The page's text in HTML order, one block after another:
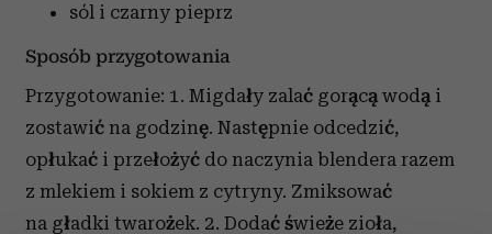
sól i czarny pieprz
Sposób przygotowania
Przygotowanie: 1. Migdały zalać gorącą wodą i
zostawić na godzinę. Następnie odcedzić,
opłukać i przełożyć do naczynia blendera razem
z mlekiem i sokiem z cytryny. Zmiksować
na gładki twarożek. 2. Dodać świeże zioła,